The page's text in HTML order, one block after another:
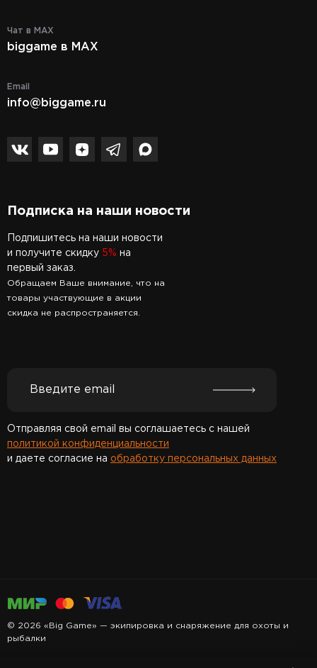
Чат в MAX
biggame в MAX
Email
info@biggame.ru
Подписка на наши новости
Подпишитесь на наши новости
и получите скидку 5% на
первый заказ.
Обращаем Ваше внимание, что на
товары участвующие в акции
скидка не распространяется.
Отправляя свой email вы соглашаетесь с нашей
политикой конфиденциальности
и даете согласие на обработку персональных данных
© 2026 «Big Game» — экипировка и снаряжение для охоты и
рыбалки